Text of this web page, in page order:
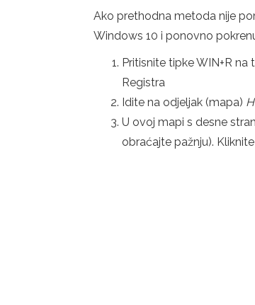
Ako prethodna metoda nije
Windows 10 i ponovno
Pritisnite tipke WIN+R
Registra
Idite na odjeljak (mapa)
U ovoj mapi s desne
obraćajte pažnju).